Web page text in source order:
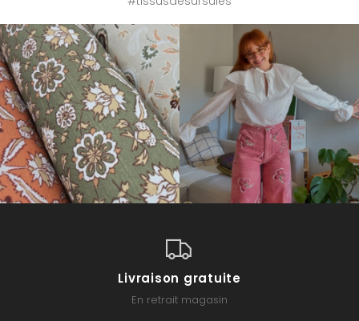
Livraison gratuite
En retrait magasin